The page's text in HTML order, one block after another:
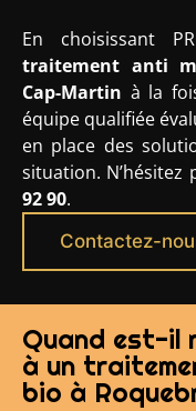
En choisissant
traitement anti
Cap-Martin à la
équipe qualifiée
en place des
situation.
92 90.
Contactez-
Quand est-il
à un
bio à